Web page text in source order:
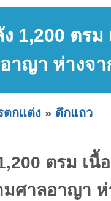
1,200 ตร
าญา ห่างจา
ตกแต่ง » ตึกแถว
ตรม เนื้
ศาลอาญา ห่